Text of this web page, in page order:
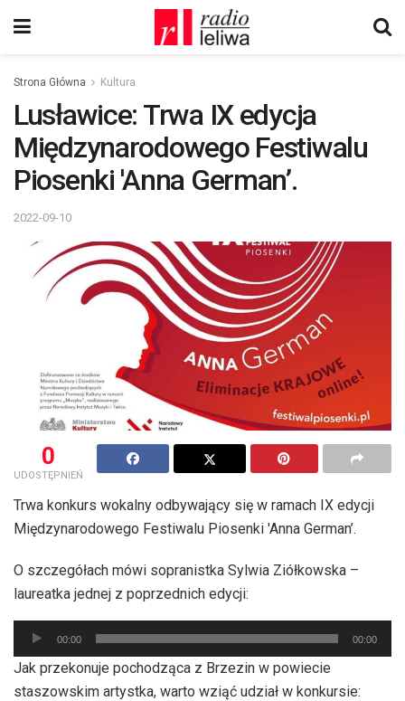
Strona Główna Kultura
Lusławice: Trwa IX edycja
Międzynarodowego Festiwalu
Piosenki 'Anna German’.
2022-09-10
0
UDOSTĘPNIEŃ
Trwa konkurs wokalny odbywający się w ramach IX edycji
Międzynarodowego Festiwalu Piosenki 'Anna German’.
O szczegółach mówi sopranistka Sylwia Ziółkowska –
laureatka jednej z poprzednich edycji:
Odtwarzacz
plików
dźwiękowych
00:00 00:00
Jak przekonuje pochodząca z Brzezin w powiecie
staszowskim artystka, warto wziąć udział w konkursie: